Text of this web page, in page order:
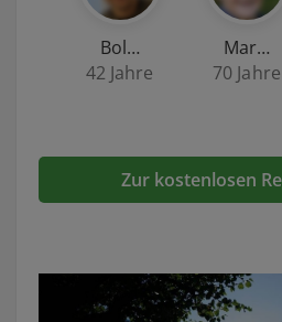
Bol…
42 Jahre
Mar…
70 Jahre
Zur kostenlosen